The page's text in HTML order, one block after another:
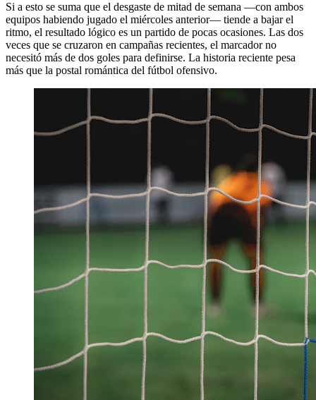
Si a esto se suma que el desgaste de mitad de semana —con ambos
equipos habiendo jugado el miércoles anterior— tiende a bajar el
ritmo, el resultado lógico es un partido de pocas ocasiones. Las dos
veces que se cruzaron en campañas recientes, el marcador no
necesitó más de dos goles para definirse. La historia reciente pesa
más que la postal romántica del fútbol ofensivo.